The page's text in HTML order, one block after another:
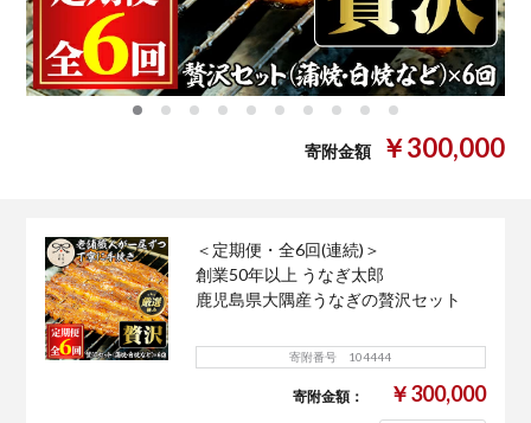
寄附金額 ￥300,000
＜定期便・全6回(連続)＞
創業50年以上 うなぎ太郎
鹿児島県大隅産うなぎの贅沢セット
寄附番号 104444
寄附金額： ￥300,000